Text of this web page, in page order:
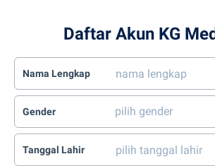
Daftar Akun KG
Nama Lengkap
Gender
Tanggal Lahir